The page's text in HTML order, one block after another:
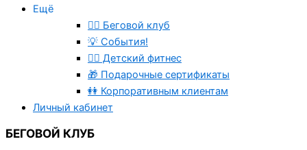
Ещё
🏃‍♂️ Беговой клуб
💡 События!
🤸‍♂️ Детский фитнес
🎁 Подарочные сертификаты
👭 Корпоративным клиентам
Личный кабинет
БЕГОВОЙ КЛУБ